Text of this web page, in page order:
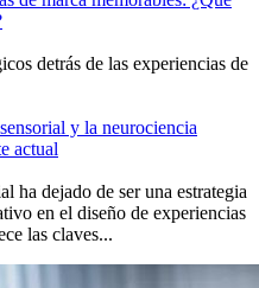
detrás de las experiencias de
y la neurociencia
actual
ha dejado de ser una estrategia
en el diseño de experiencias
las claves...